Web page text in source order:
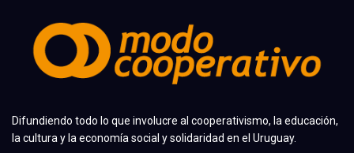
Difundiendo todo lo que involucre al cooperativismo, la educación,
la cultura y la economía social y solidaridad en el Uruguay.